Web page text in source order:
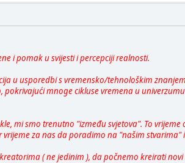
i pomak u svijesti i percepciji realnosti.
u usporedbi s vremensko/tehnološkim
mnoge cikluse vremena u
mi smo trenutno "između svjetova". To
za nas da poradimo na "našim stvarima"
( ne jedinim ), da počnemo kreirati